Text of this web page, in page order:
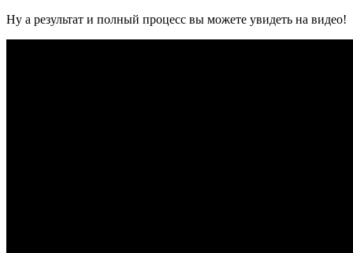
Ну а результат и полный процесс вы можете увидеть на видео!